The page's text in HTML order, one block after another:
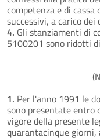
competenza e di
successivi, a carico
4. Gli stanziamenti di
5100201 sono ridotti
1. Per l'anno 1991 le
sono presentate entro
vigore della presente
quarantacinque